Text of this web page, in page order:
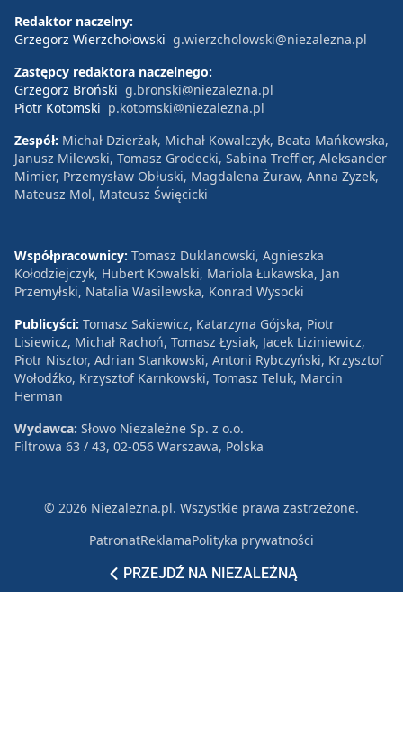
PRZEJDŹ NA NIEZALEŻNĄ
Redaktor naczelny:
Grzegorz Wierzchołowski g.wierzcholowski@niezalezna.pl
Zastępcy redaktora naczelnego:
Grzegorz Broński g.bronski@niezalezna.pl
Piotr Kotomski p.kotomski@niezalezna.pl
Zespół: Michał Dzierżak, Michał Kowalczyk, Beata Mańkowska,
Janusz Milewski, Tomasz Grodecki, Sabina Treffler, Aleksander
Mimier, Przemysław Obłuski, Magdalena Żuraw, Anna Zyzek,
Mateusz Mol, Mateusz Święcicki
Współpracownicy: Tomasz Duklanowski, Agnieszka
Kołodziejczyk, Hubert Kowalski, Mariola Łukawska, Jan
Przemyłski, Natalia Wasilewska, Konrad Wysocki
Publicyści: Tomasz Sakiewicz, Katarzyna Gójska, Piotr
Lisiewicz, Michał Rachoń, Tomasz Łysiak, Jacek Liziniewicz,
Piotr Nisztor, Adrian Stankowski, Antoni Rybczyński, Krzysztof
Wołodźko, Krzysztof Karnkowski, Tomasz Teluk, Marcin
Herman
Wydawca: Słowo Niezależne Sp. z o.o.
Filtrowa 63 / 43, 02-056 Warszawa, Polska
© 2026 Niezależna.pl. Wszystkie prawa zastrzeżone.
PatronatReklamaPolityka prywatności